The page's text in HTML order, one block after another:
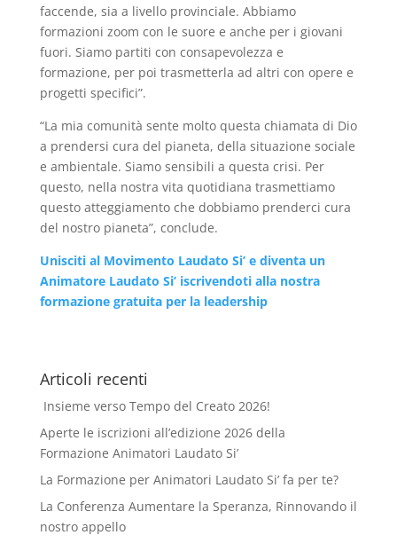
faccende, sia a livello provinciale. Abbiamo
formazioni zoom con le suore e anche per i giovani
fuori. Siamo partiti con consapevolezza e
formazione, per poi trasmetterla ad altri con opere e
progetti specifici”.
“La mia comunità sente molto questa chiamata di Dio
a prendersi cura del pianeta, della situazione sociale
e ambientale. Siamo sensibili a questa crisi. Per
questo, nella nostra vita quotidiana trasmettiamo
questo atteggiamento che dobbiamo prenderci cura
del nostro pianeta”, conclude.
Unisciti al Movimento Laudato Si’ e diventa un
Animatore Laudato Si’ iscrivendoti alla nostra
formazione gratuita per la leadership
Articoli recenti
Insieme verso Tempo del Creato 2026!
Aperte le iscrizioni all’edizione 2026 della
Formazione Animatori Laudato Si’
La Formazione per Animatori Laudato Si’ fa per te?
La Conferenza Aumentare la Speranza, Rinnovando il
nostro appello